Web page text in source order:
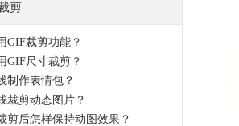
剪
GIF裁剪功能？
GIF尺寸裁剪？
制作表情包？
裁剪动态图片？
剪后怎样保持动图效果？